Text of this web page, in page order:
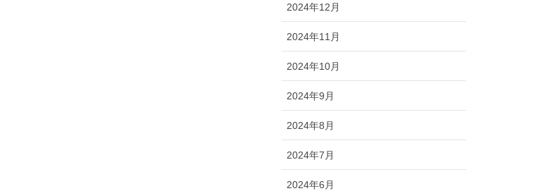
2024年12月
2024年11月
2024年10月
2024年9月
2024年8月
2024年7月
2024年6月